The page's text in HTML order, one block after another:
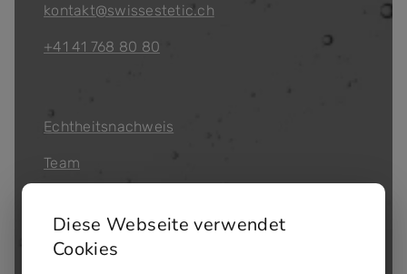
kontakt@swissestetic.ch
+41 41 768 80 80
Echtheitsnachweis
Team
Partner werden
Diese Webseite verwendet
Cookies